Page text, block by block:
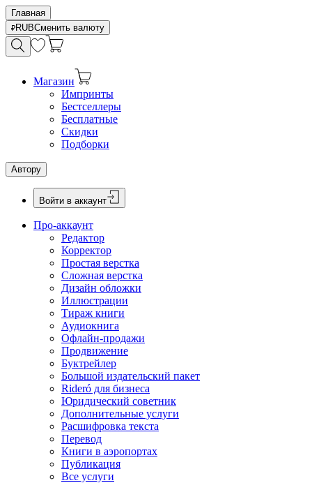
Главная
RUBСменить валюту
Магазин
Импринты
Бестселлеры
Бесплатные
Скидки
Подборки
Автору
Войти в аккаунт
Про-аккаунт
Редактор
Корректор
Простая верстка
Сложная верстка
Дизайн обложки
Иллюстрации
Тираж книги
Аудиокнига
Офлайн-продажи
Продвижение
Буктрейлер
Большой издательский пакет
Rideró для бизнеса
Юридический советник
Дополнительные услуги
Расшифровка текста
Перевод
Книги в аэропортах
Публикация
Все услуги